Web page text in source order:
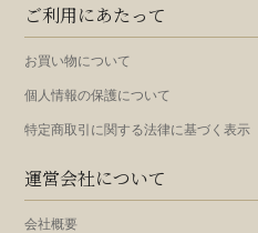
ご利用にあたって
お買い物について
個人情報の保護について
特定商取引に関する法律に基づく表示
運営会社について
会社概要